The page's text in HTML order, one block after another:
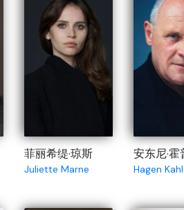
菲丽希缇·琼斯
Juliette Marne
安东尼·
Hagen Kahl